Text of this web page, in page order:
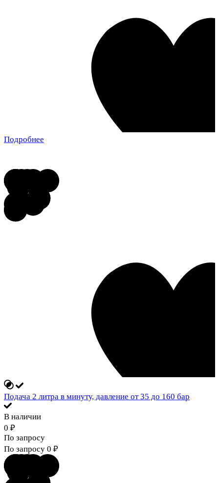
Подробнее
Подача 2 литра в минуту, давление от 35 до 160 бар
В наличии
0 ₽
По запросу
По запросу 0 ₽